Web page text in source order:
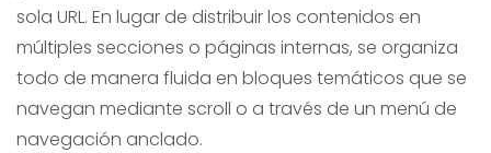
sola URL. En lugar de distribuir los contenidos en
múltiples secciones o páginas internas, se organiza
todo de manera fluida en bloques temáticos que se
navegan mediante scroll o a través de un menú de
navegación anclado.